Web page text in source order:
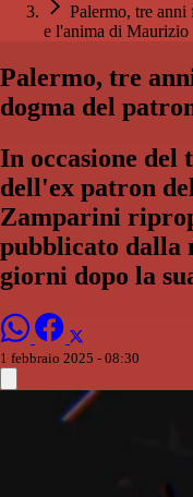
Palermo, tre
e l'anima di Maurizio
Palermo, tre
dogma del
In occasione del
dell'ex patron
Zamparini
pubblicato dalla
giorni dopo la
1 febbraio 2025 - 08:30